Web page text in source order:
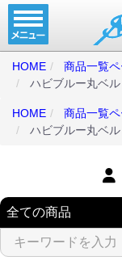
ホーム
コンベアベルト
タイミングベルト
モジュラーベルト
取扱商品一覧
コンベアベルトシ
HOME 商品一覧
ハビブルー丸ベ
HOME 商品一覧
ハビブルー丸ベ